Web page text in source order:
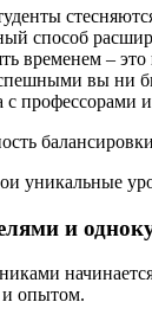
способ
временем –
вы ни
с
и
и опытом.